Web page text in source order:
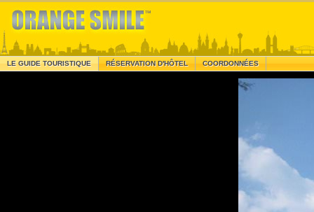
LE GUIDE TOURISTIQUE RÉSERVATION D'HÔTEL COORDONNÉES